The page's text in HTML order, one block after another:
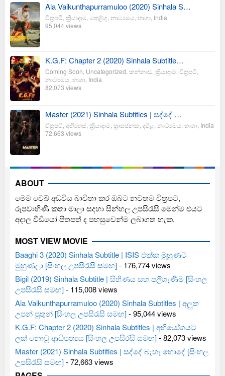
Ala Vaikunthapurramuloo (2020) Sinhala S…
චිත්‍රපටි ක්‍රියාදාම තෙළිගු නාට්‍යමය භාශා India
95,044 views
K.G.F: Chapter 2 (2020) Sinhala Subtitle…
Coming Soon Uncategorized කන්නාඩ ක්‍රියාදාම චිත්‍රපටි
නාට්‍යමය භාශා India
82,073 views
Master (2021) Sinhala Subtitles | සද්දේ …
චිත්‍රපටි අභිරහස් ක්‍රියාදාම ත්‍රාසජනක දමිළ නාට්‍යමය භාශා India
72,663 views
ABOUT
මෙම වෙබ් අඩවිය බාවිතා කර ඔබට නවතම චිත්‍රපට,
රූපවාහිණී කතා මාලා සදහා සින්හල උපසිරැසි මෙන්ම එයට
අදාල වීඩියෝ පිතපත් ද පහසුවෙන්ම ලබාගත හැක.
MOST VIEW MOVIE
Baaghi 3 (2020) Sinhala Subtitle | ISIS එක්ක මුහුණට
මුහුණලා [සිංහල උපසිරැසි සමඟ]- 176,774 views
Bigil (2019) Sinhala Subtitle | සිහිණය සහ පලිගැණීම [සිංහල
උපසිරැසි සමඟ]- 115,008 views
Ala Vaikunthapurramuloo (2020) Sinhala Subtitles | අලුත
උපන් පුතුන් [සිංහල උපසිරැසි සමඟ]- 95,044 views
K.G.F: Chapter 2 (2020) Sinhala Subtitles | අභියෝගයට
ලක් නොවූ ආධිපත්‍යය [සිංහල උපසිරසි සමඟ]- 82,073 views
Master (2021) Sinhala Subtitles | සද්දේ බැහැ හොදේ [සිංහල
උපසිරැසි සමඟ]- 72,663 views